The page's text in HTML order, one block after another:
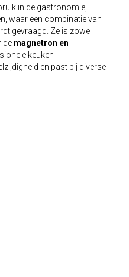
in de gastronomie,
waar een combinatie van
gevraagd. Ze is zowel
de magnetron en
keuken
en past bij diverse